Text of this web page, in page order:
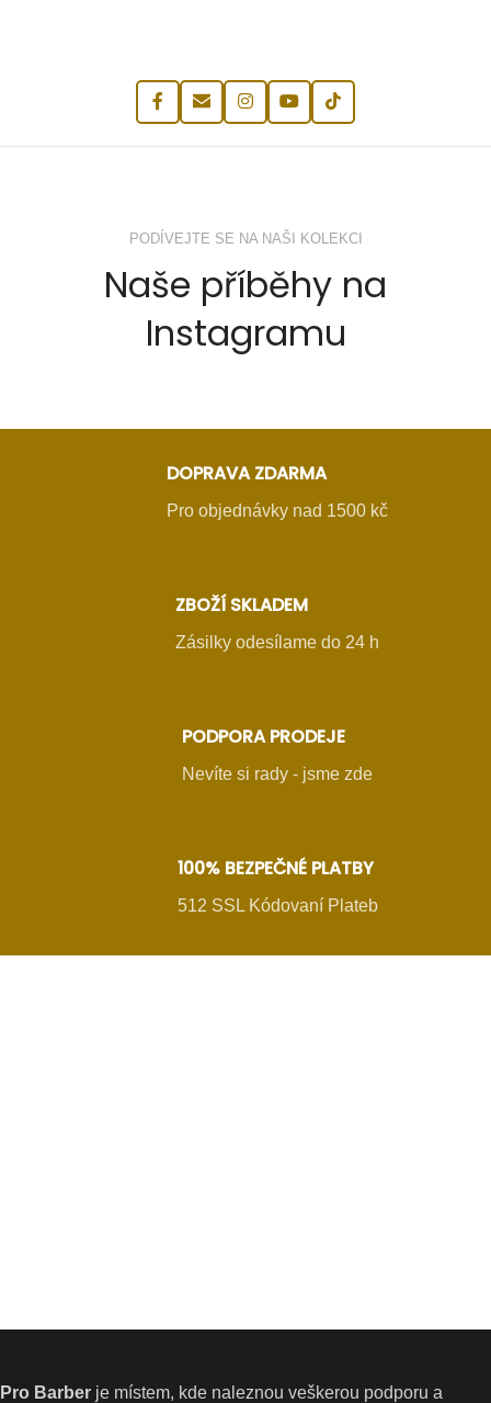
PODÍVEJTE SE NA NAŠI KOLEKCI
Naše příběhy na
Instagramu
DOPRAVA ZDARMA
Pro objednávky nad 1500 kč
ZBOŽÍ SKLADEM
Zásilky odesílame do 24 h
PODPORA PRODEJE
Nevíte si rady - jsme zde
100% BEZPEČNÉ PLATBY
512 SSL Kódovaní Plateb
Pro Barber je místem, kde naleznou veškerou podporu a